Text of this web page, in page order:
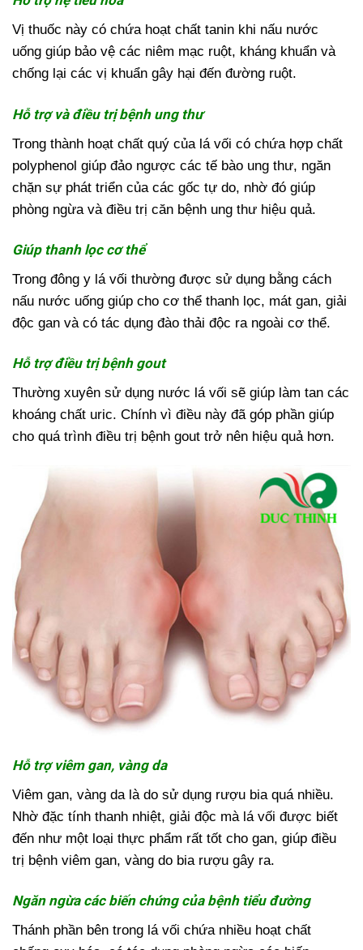
Vị thuốc này có chứa hoạt chất tanin khi nấu nước
uống giúp bảo vệ các niêm mạc ruột, kháng khuẩn và
chống lại các vị khuẩn gây hại đến đường ruột.
Hỗ trợ và điều trị bệnh ung thư
Trong thành hoạt chất quý của lá vối có chứa hợp chất
polyphenol giúp đảo ngược các tế bào ung thư, ngăn
chặn sự phát triển của các gốc tự do, nhờ đó giúp
phòng ngừa và điều trị căn bệnh ung thư hiệu quả.
Giúp thanh lọc cơ thể
Trong đông y lá vối thường được sử dụng bằng cách
nấu nước uống giúp cho cơ thể thanh lọc, mát gan, giải
độc gan và có tác dụng đào thải độc ra ngoài cơ thể.
Hỗ trợ điều trị bệnh gout
Thường xuyên sử dụng nước lá vối sẽ giúp làm tan các
khoáng chất uric. Chính vì điều này đã góp phần giúp
cho quá trình điều trị bệnh gout trở nên hiệu quả hơn.
Hỗ trợ viêm gan, vàng da
Viêm gan, vàng da là do sử dụng rượu bia quá nhiều.
Nhờ đặc tính thanh nhiệt, giải độc mà lá vối được biết
đến như một loại thực phẩm rất tốt cho gan, giúp điều
trị bệnh viêm gan, vàng do bia rượu gây ra.
Ngăn ngừa các biến chứng của bệnh tiểu đường
Thánh phần bên trong lá vối chứa nhiều hoạt chất